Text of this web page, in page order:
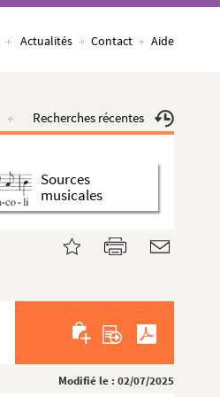
Actualités Contact Aide
Recherches récentes
Sources
musicales
Modifié le : 02/07/2025